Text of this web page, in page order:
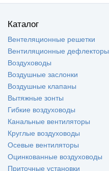
Каталог
Вентеляционные решетки
Вентиляционные дефлекторы
Воздуховоды
Воздушные заслонки
Воздушные клапаны
Вытяжные зонты
Гибкие воздуховоды
Канальные вентиляторы
Круглые воздуховоды
Осевые вентиляторы
Оцинкованные воздуховоды
Приточные установки